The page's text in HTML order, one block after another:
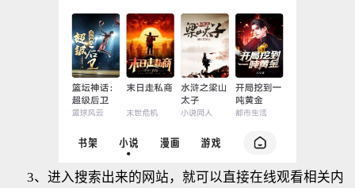
3、进入搜索出来的网站，就可以直接在线观看相关内